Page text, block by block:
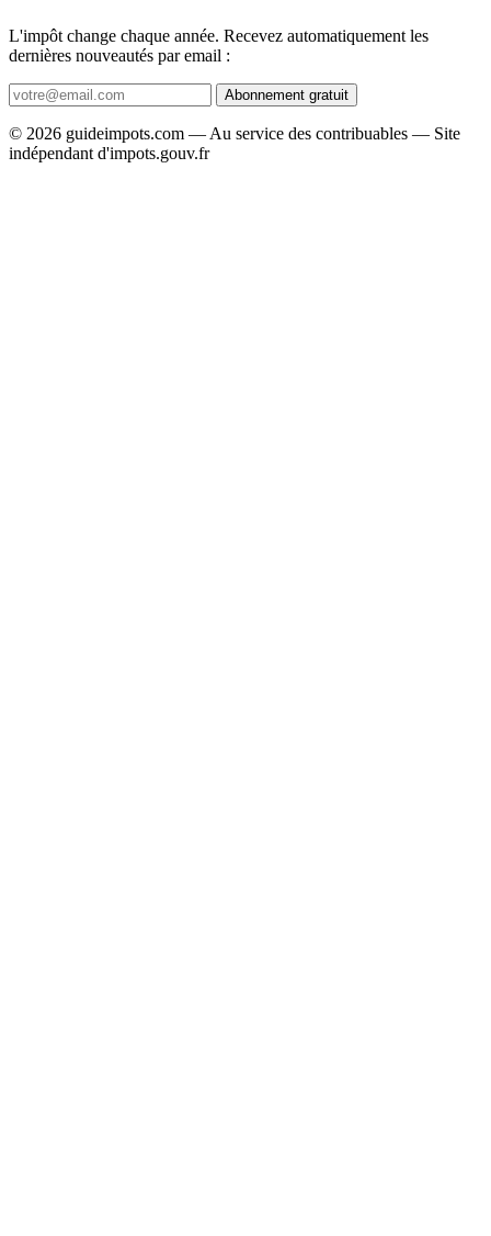
L'impôt change chaque année. Recevez automatiquement les
dernières nouveautés par email :
Abonnement gratuit
© 2026 guideimpots.com — Au service des contribuables — Site
indépendant d'impots.gouv.fr